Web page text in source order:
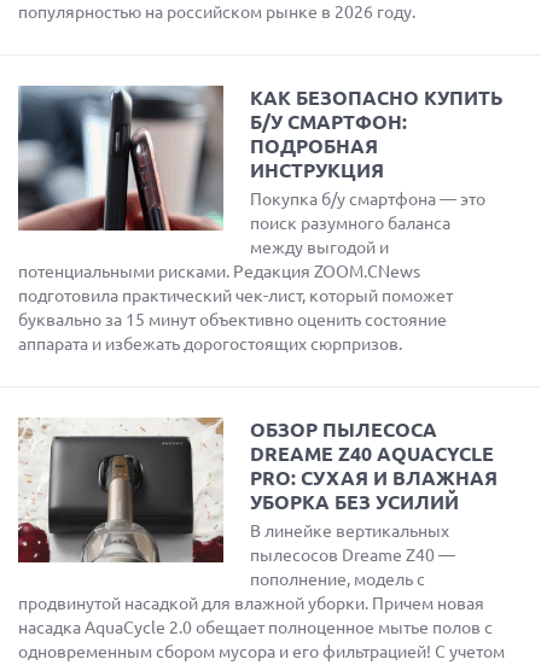
популярностью на российском рынке в 2026 году.
КАК БЕЗОПАСНО КУПИТЬ
Б/У СМАРТФОН:
ПОДРОБНАЯ
ИНСТРУКЦИЯ
Покупка б/у смартфона — это
поиск разумного баланса
между выгодой и
потенциальными рисками. Редакция ZOOM.CNews
подготовила практический чек-лист, который поможет
буквально за 15 минут объективно оценить состояние
аппарата и избежать дорогостоящих сюрпризов.
ОБЗОР ПЫЛЕСОСА
DREAME Z40 AQUACYCLE
PRO: СУХАЯ И ВЛАЖНАЯ
УБОРКА БЕЗ УСИЛИЙ
В линейке вертикальных
пылесосов Dreame Z40 —
пополнение, модель с
продвинутой насадкой для влажной уборки. Причем новая
насадка AquaCycle 2.0 обещает полноценное мытье полов с
одновременным сбором мусора и его фильтрацией! С учетом